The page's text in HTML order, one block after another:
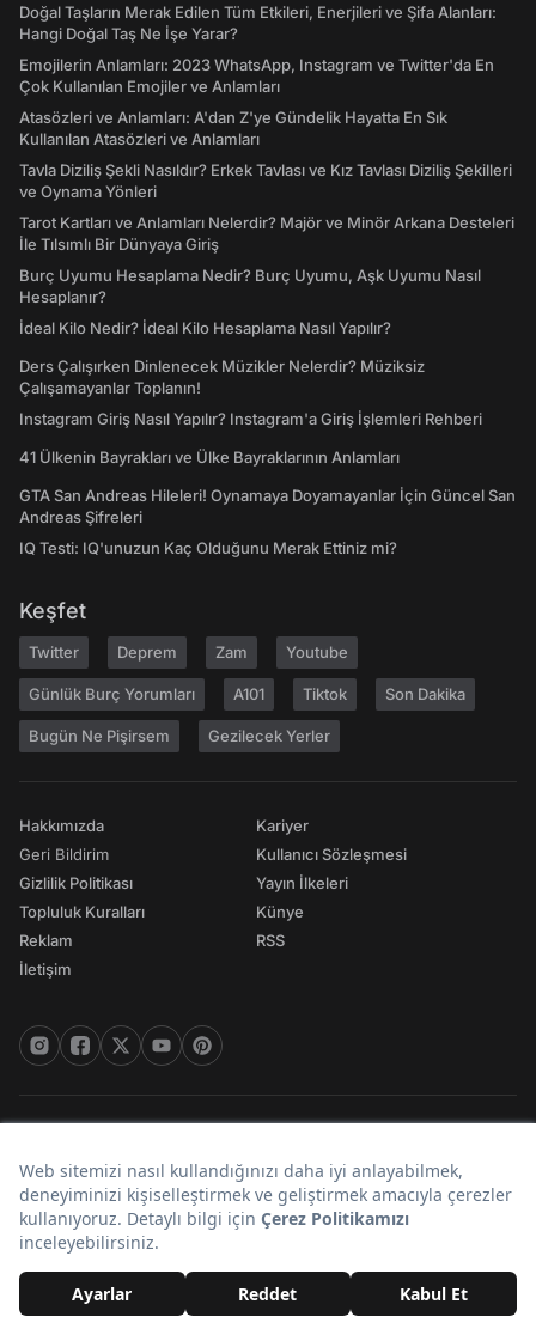
Doğal Taşların Merak Edilen Tüm Etkileri, Enerjileri ve Şifa Alanları:
Hangi Doğal Taş Ne İşe Yarar?
Emojilerin Anlamları: 2023 WhatsApp, Instagram ve Twitter'da En
Çok Kullanılan Emojiler ve Anlamları
Atasözleri ve Anlamları: A'dan Z'ye Gündelik Hayatta En Sık
Kullanılan Atasözleri ve Anlamları
Tavla Diziliş Şekli Nasıldır? Erkek Tavlası ve Kız Tavlası Diziliş Şekilleri
ve Oynama Yönleri
Tarot Kartları ve Anlamları Nelerdir? Majör ve Minör Arkana Desteleri
İle Tılsımlı Bir Dünyaya Giriş
Burç Uyumu Hesaplama Nedir? Burç Uyumu, Aşk Uyumu Nasıl
Hesaplanır?
İdeal Kilo Nedir? İdeal Kilo Hesaplama Nasıl Yapılır?
Ders Çalışırken Dinlenecek Müzikler Nelerdir? Müziksiz
Çalışamayanlar Toplanın!
Instagram Giriş Nasıl Yapılır? Instagram'a Giriş İşlemleri Rehberi
41 Ülkenin Bayrakları ve Ülke Bayraklarının Anlamları
GTA San Andreas Hileleri! Oynamaya Doyamayanlar İçin Güncel San
Andreas Şifreleri
IQ Testi: IQ'unuzun Kaç Olduğunu Merak Ettiniz mi?
Keşfet
Twitter Deprem Zam Youtube
Günlük Burç Yorumları A101 Tiktok Son Dakika
Bugün Ne Pişirsem Gezilecek Yerler
Hakkımızda
Geri Bildirim
Gizlilik Politikası
Topluluk Kuralları
Reklam
İletişim
Kariyer
Kullanıcı Sözleşmesi
Yayın İlkeleri
Künye
RSS
© 2026 Onedio. Her hakkı saklıdır.